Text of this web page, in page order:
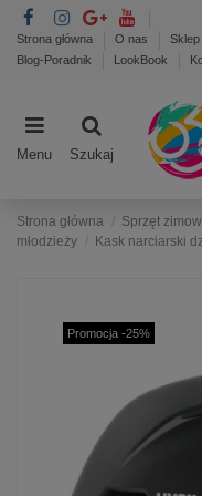
Strona główna O nas
Blog-Poradnik
LookBook
Menu Szukaj
Strona główna Sprzęt
młodzieży
Kask narciarski
Promocja -25%